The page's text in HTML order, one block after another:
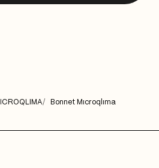
Bonnet Mıcroqlıma